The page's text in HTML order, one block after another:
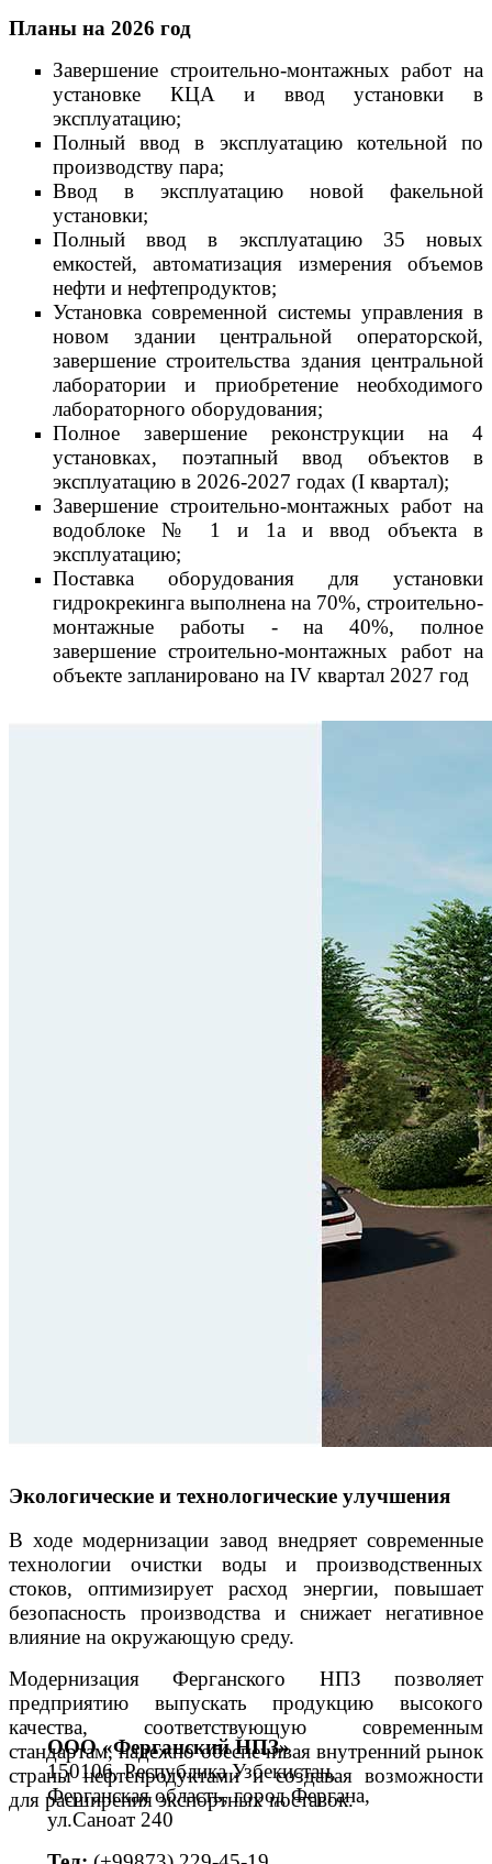
Планы на 2026 год
Завершение строительно-монтажных работ на
установке КЦА и ввод установки в
эксплуатацию;
Полный ввод в эксплуатацию котельной по
производству пара;
Ввод в эксплуатацию новой факельной
установки;
Полный ввод в эксплуатацию 35 новых
емкостей, автоматизация измерения объемов
нефти и нефтепродуктов;
Установка современной системы управления в
новом здании центральной операторской,
завершение строительства здания центральной
лаборатории и приобретение необходимого
лабораторного оборудования;
Полное завершение реконструкции на 4
установках, поэтапный ввод объектов в
эксплуатацию в 2026-2027 годах (I квартал);
Завершение строительно-монтажных работ на
водоблоке № 1 и 1а и ввод объекта в
эксплуатацию;
Поставка оборудования для установки
гидрокрекинга выполнена на 70%, строительно-
монтажные работы - на 40%, полное
завершение строительно-монтажных работ на
объекте запланировано на IV квартал 2027 год
Экологические и технологические улучшения
В ходе модернизации завод внедряет современные
технологии очистки воды и производственных
стоков, оптимизирует расход энергии, повышает
безопасность производства и снижает негативное
влияние на окружающую среду.
Модернизация Ферганского НПЗ позволяет
предприятию выпускать продукцию высокого
качества, соответствующую современным
стандартам, надежно обеспечивая внутренний рынок
страны нефтепродуктами и создавая возможности
для расширения экспортных поставок.
ООО «Ферганский НПЗ»
150106, Республика Узбекистан,
Ферганская область, город Фергана,
ул.Саноат 240